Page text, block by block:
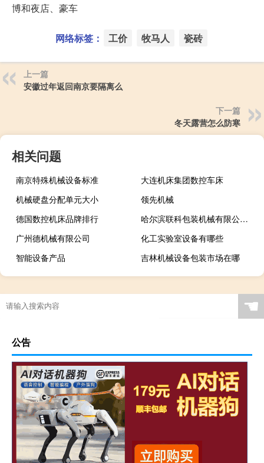
博和夜店、豪车
网络标签： 工价 牧马人 瓷砖
上一篇
安徽过年返回南京要隔离么
下一篇
冬天露营怎么防寒
相关问题
南京特殊机械设备标准
大连机床集团数控车床
机械硬盘分配单元大小
领先机械
德国数控机床品牌排行
哈尔滨联科包装机械有限公司官网
广州德机械有限公司
化工实验室设备有哪些
智能设备产品
吉林机械设备包装市场在哪
☚
公告